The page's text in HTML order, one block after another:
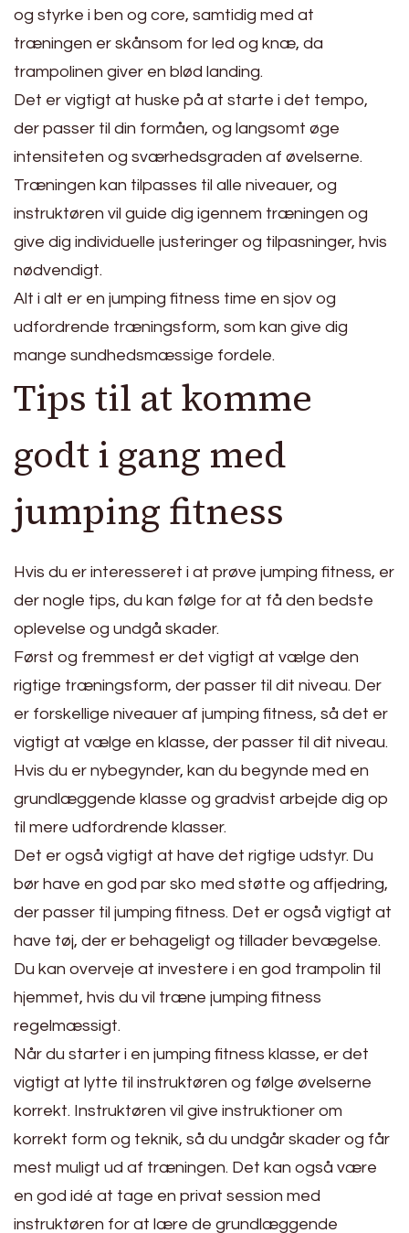
og styrke i ben og core, samtidig med at
træningen er skånsom for led og knæ, da
trampolinen giver en blød landing.
Det er vigtigt at huske på at starte i det tempo,
der passer til din formåen, og langsomt øge
intensiteten og sværhedsgraden af øvelserne.
Træningen kan tilpasses til alle niveauer, og
instruktøren vil guide dig igennem træningen og
give dig individuelle justeringer og tilpasninger, hvis
nødvendigt.
Alt i alt er en jumping fitness time en sjov og
udfordrende træningsform, som kan give dig
mange sundhedsmæssige fordele.
Tips til at komme
godt i gang med
jumping fitness
Hvis du er interesseret i at prøve jumping fitness, er
der nogle tips, du kan følge for at få den bedste
oplevelse og undgå skader.
Først og fremmest er det vigtigt at vælge den
rigtige træningsform, der passer til dit niveau. Der
er forskellige niveauer af jumping fitness, så det er
vigtigt at vælge en klasse, der passer til dit niveau.
Hvis du er nybegynder, kan du begynde med en
grundlæggende klasse og gradvist arbejde dig op
til mere udfordrende klasser.
Det er også vigtigt at have det rigtige udstyr. Du
bør have en god par sko med støtte og affjedring,
der passer til jumping fitness. Det er også vigtigt at
have tøj, der er behageligt og tillader bevægelse.
Du kan overveje at investere i en god trampolin til
hjemmet, hvis du vil træne jumping fitness
regelmæssigt.
Når du starter i en jumping fitness klasse, er det
vigtigt at lytte til instruktøren og følge øvelserne
korrekt. Instruktøren vil give instruktioner om
korrekt form og teknik, så du undgår skader og får
mest muligt ud af træningen. Det kan også være
en god idé at tage en privat session med
instruktøren for at lære de grundlæggende